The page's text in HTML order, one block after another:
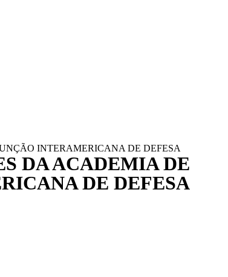
INTERAMERICANA DE DEFESA
DA ACADEMIA DE
DE DEFESA